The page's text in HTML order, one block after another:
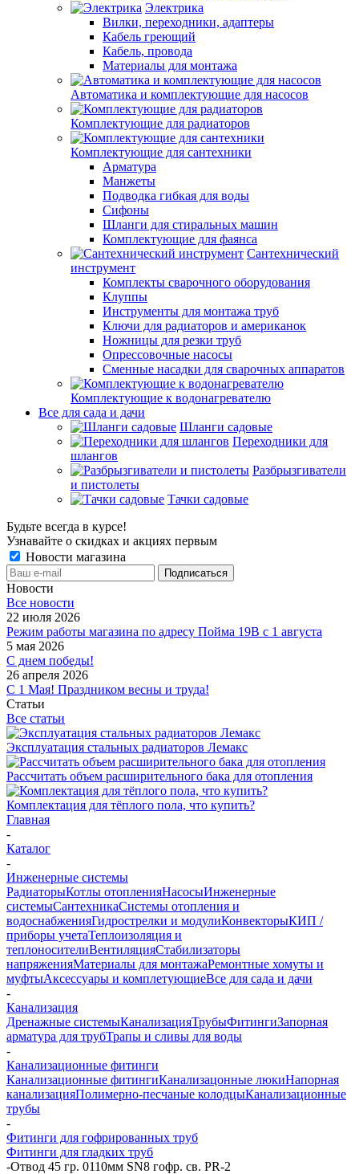
Электрика
Вилки, переходники, адаптеры
Кабель греющий
Кабель, провода
Материалы для монтажа
Автоматика и комплектующие для насосов
Комплектующие для радиаторов
Комплектующие для сантехники
Арматура
Манжеты
Подводка гибкая для воды
Сифоны
Шланги для стиральных машин
Комплектующие для фаянса
Сантехнический
инструмент
Комплекты сварочного оборудования
Клуппы
Инструменты для монтажа труб
Ключи для радиаторов и американок
Ножницы для резки труб
Опрессовочные насосы
Сменные насадки для сварочных аппаратов
Комплектующие к водонагревателю
Все для сада и дачи
Шланги садовые
Переходники для
шлангов
Разбрызгиватели
и пистолеты
Тачки садовые
Будьте всегда в курсе!
Узнавайте о скидках и акциях первым
Новости магазина
Новости
Все новости
22 июля 2026
Режим работы магазина по адресу Пойма 19В с 1 августа
5 мая 2026
С днем победы!
26 апреля 2026
С 1 Мая! Праздником весны и труда!
Статьи
Все статьи
Эксплуатация стальных радиаторов Лемакс
Рассчитать объем расширительного бака для отопления
Комплектация для тёплого пола, что купить?
Главная
-
Каталог
-
Инженерные системы
РадиаторыКотлы отопленияНасосыИнженерные
системыСантехникаСистемы отопления и
водоснабженияГидрострелки и модулиКонвекторыКИП /
приборы учетаТеплоизоляция и
теплоносителиВентиляцияСтабилизаторы
напряженияМатериалы для монтажаРемонтные хомуты и
муфтыАксессуары и комплетующиеВсе для сада и дачи
-
Канализация
Дренажные системыКанализацияТрубыФитингиЗапорная
арматура для трубТрапы и сливы для воды
-
Канализационные фитинги
Канализационные фитингиКанализацонные люкиНапорная
канализацияПолимерно-песчаные колодцыКанализационные
трубы
-
Фитинги для гофрированных труб
Фитинги для гладких труб
-Отвод 45 гр. 0110мм SN8 гофр. св. PR-2